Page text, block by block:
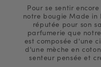
Pour se sentir
notre bougie Made in
réputée pour son
parfumerie que
est composée d'une
d'une mèche en
senteur pensée et